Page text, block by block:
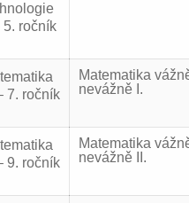
5. ročník
7. ročník
Matematika
nevážně I.
9. ročník
Matematika
nevážně II.